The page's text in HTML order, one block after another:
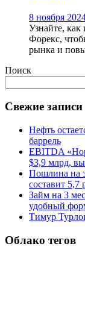
8 ноября
Узнайте, как
Форекс,
рынка и
Поиск
Свежие записи
Нефть
баррель
EBITDA
$3,9 млрд,
Пошлина на
составит 5,7
Займ на 3
удобный
Тимур
Облако тегов